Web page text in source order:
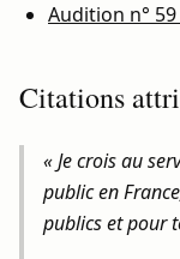
Audition n°
Citations
« Je crois au
public en
publics et pour